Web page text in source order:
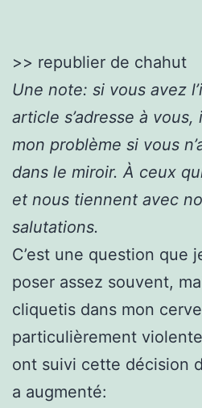
>> republier de chahut
Une note: si vous avez
article s’adresse à vous,
mon problème si vous
dans le miroir. À ceux
et nous tiennent avec
salutations.
C’est une question que
poser assez souvent,
cliquetis dans mon
particulièrement
ont suivi cette décision
a augmenté: